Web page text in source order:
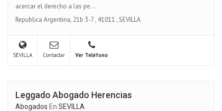
acercar el derecho a las pe...
Republica Argentina, 21b 3-7, 41011 ,SEVILLA
SEVILLA Contactar Ver Teléfono
Leggado Abogado Herencias
Abogados En SEVILLA